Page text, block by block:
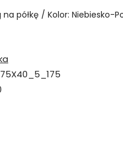
na półkę / Kolor: Niebiesko-